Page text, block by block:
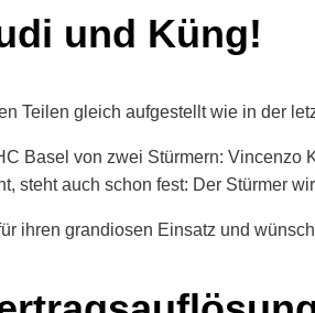
und Küng!
Teilen gleich aufgestellt wie in der
Basel von zwei Stürmern: Vincenzo
steht auch schon fest: Der Stürmer
ihren grandiosen Einsatz und